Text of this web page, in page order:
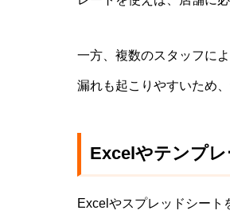
一方、複数のスタッフに
漏れも起こりやすいため
Excelやテンプ
Excelやスプレッドシート